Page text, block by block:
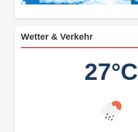
Wetter & Verkehr
27°C